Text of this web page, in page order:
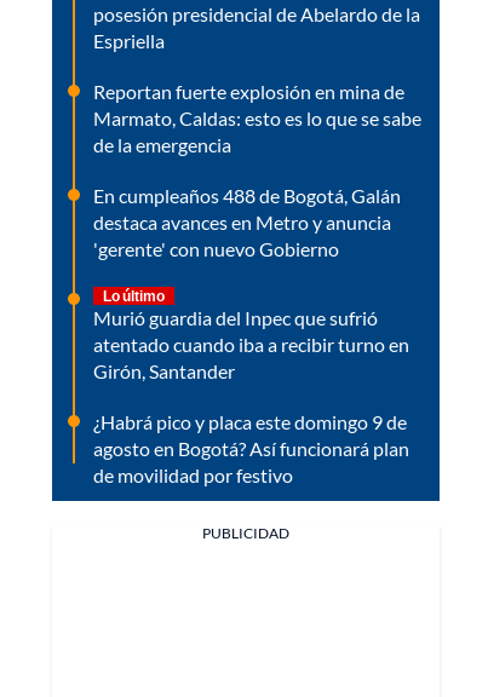
posesión presidencial de Abelardo de la
Espriella
Reportan fuerte explosión en mina de
Marmato, Caldas: esto es lo que se sabe
de la emergencia
En cumpleaños 488 de Bogotá, Galán
destaca avances en Metro y anuncia
'gerente' con nuevo Gobierno
Lo último
Murió guardia del Inpec que sufrió
atentado cuando iba a recibir turno en
Girón, Santander
¿Habrá pico y placa este domingo 9 de
agosto en Bogotá? Así funcionará plan
de movilidad por festivo
PUBLICIDAD